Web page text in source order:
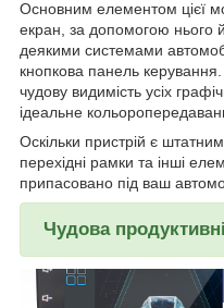
Основним елементом цієї
екран, за допомогою нього
деякими системами
кнопкова панель
чудову видимість усіх
ідеальне
Оскільки пристрій є
перехідні рамки та інші
припасовано під ваш
Чудова